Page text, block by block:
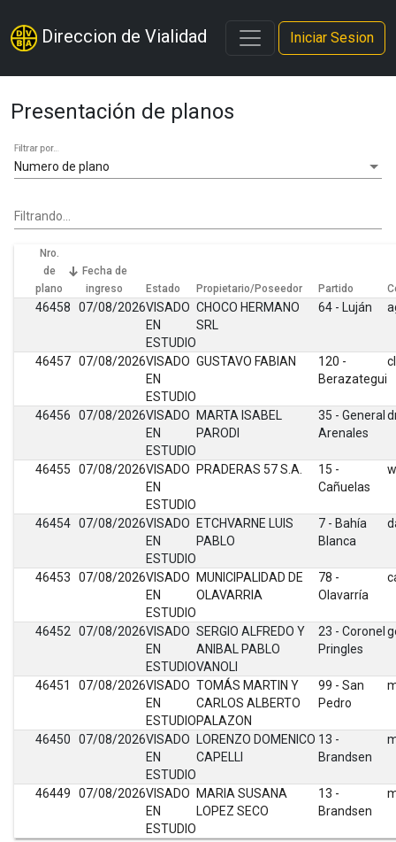
Direccion de Vialidad Iniciar Sesion
Presentación de planos
Numero de plano
Filtrar por...
Filtrando...
Nro.
de
plano
Fecha de
ingreso
Estado Propietario/Poseedor Partido
46458 07/08/2026VISADO
EN
ESTUDIO
CHOCO HERMANO
SRL
64 - Luján
46457 07/08/2026VISADO
EN
ESTUDIO
GUSTAVO FABIAN
120 -
Berazategui
46456 07/08/2026VISADO
EN
ESTUDIO
MARTA ISABEL
PARODI
35 - General
Arenales
46455 07/08/2026VISADO
EN
ESTUDIO
PRADERAS 57 S.A.
15 -
Cañuelas
46454 07/08/2026VISADO
EN
ESTUDIO
ETCHVARNE LUIS
PABLO
7 - Bahía
Blanca
46453 07/08/2026VISADO
EN
ESTUDIO
MUNICIPALIDAD DE
OLAVARRIA
78 -
Olavarría
46452 07/08/2026VISADO
EN
ESTUDIO
SERGIO ALFREDO Y
ANIBAL PABLO
VANOLI
23 - Coronel
Pringles
46451 07/08/2026VISADO
EN
ESTUDIO
TOMÁS MARTIN Y
CARLOS ALBERTO
PALAZON
99 - San
Pedro
46450 07/08/2026VISADO
EN
ESTUDIO
LORENZO DOMENICO
CAPELLI
13 -
Brandsen
46449 07/08/2026VISADO
EN
ESTUDIO
MARIA SUSANA
LOPEZ SECO
13 -
Brandsen